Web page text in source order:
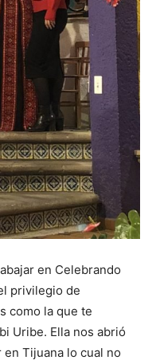
en Celebrando
privilegio de
como la que te
Uribe. Ella nos abrió
Tijuana lo cual no